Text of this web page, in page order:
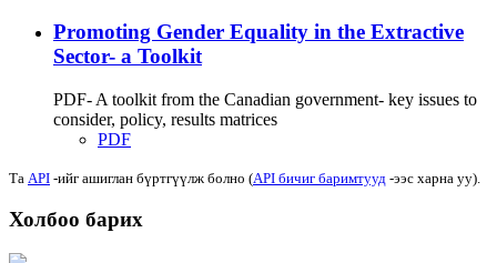
Promoting Gender Equality in the Extractive
Sector- a Toolkit
PDF- A toolkit from the Canadian government- key issues to
consider, policy, results matrices
PDF
Та API -ийг ашиглан бүртгүүлж болно (API бичиг баримтууд -ээс харна уу).
Холбоо барих